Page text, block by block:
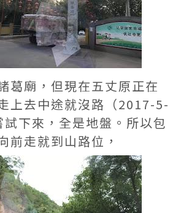
葛廟，但現在五丈原正在
上去中途就沒路（2017-5-
下來，全是地盤。所以包
前走就到山路位，